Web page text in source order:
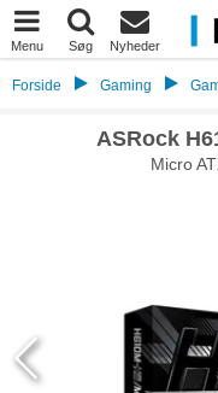
Menu Søg Nyheder
Forside Gaming
ASRock
Micro